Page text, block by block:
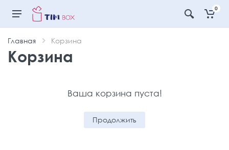
0
Главная Корзина
Корзина
Ваша корзина пуста!
Продолжить